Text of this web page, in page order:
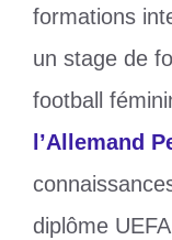
formations
un stage de
football
l’Allemand
diplôme